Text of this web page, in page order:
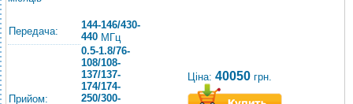
Передача:
144-146/430-
440 МГц
Прийом:
0.5-1.8/76-
108/108-
137/137-
174/174-
250/300-
Ціна: 40050 грн.